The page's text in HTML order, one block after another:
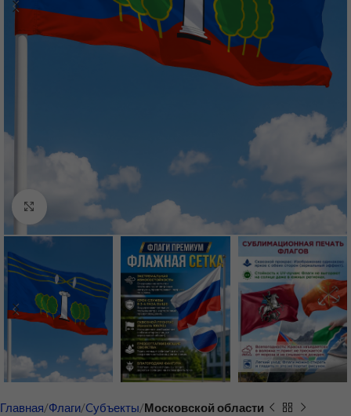
Нажмите, чтобы увеличить
Главная Флаги Cубъекты Московской области